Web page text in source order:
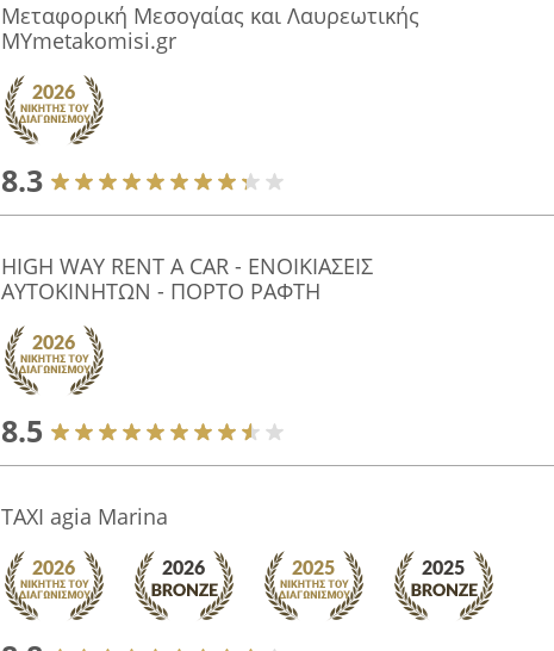
Μεταφορική Μεσογαίας και Λαυρεωτικής
MYmetakomisi.gr
8.3
HIGH WAY RENT A CAR - ΕΝΟΙΚΙΑΣΕΙΣ
ΑΥΤΟΚΙΝΗΤΩΝ - ΠΟΡΤΟ ΡΑΦΤΗ
8.5
TAXI agia Marina